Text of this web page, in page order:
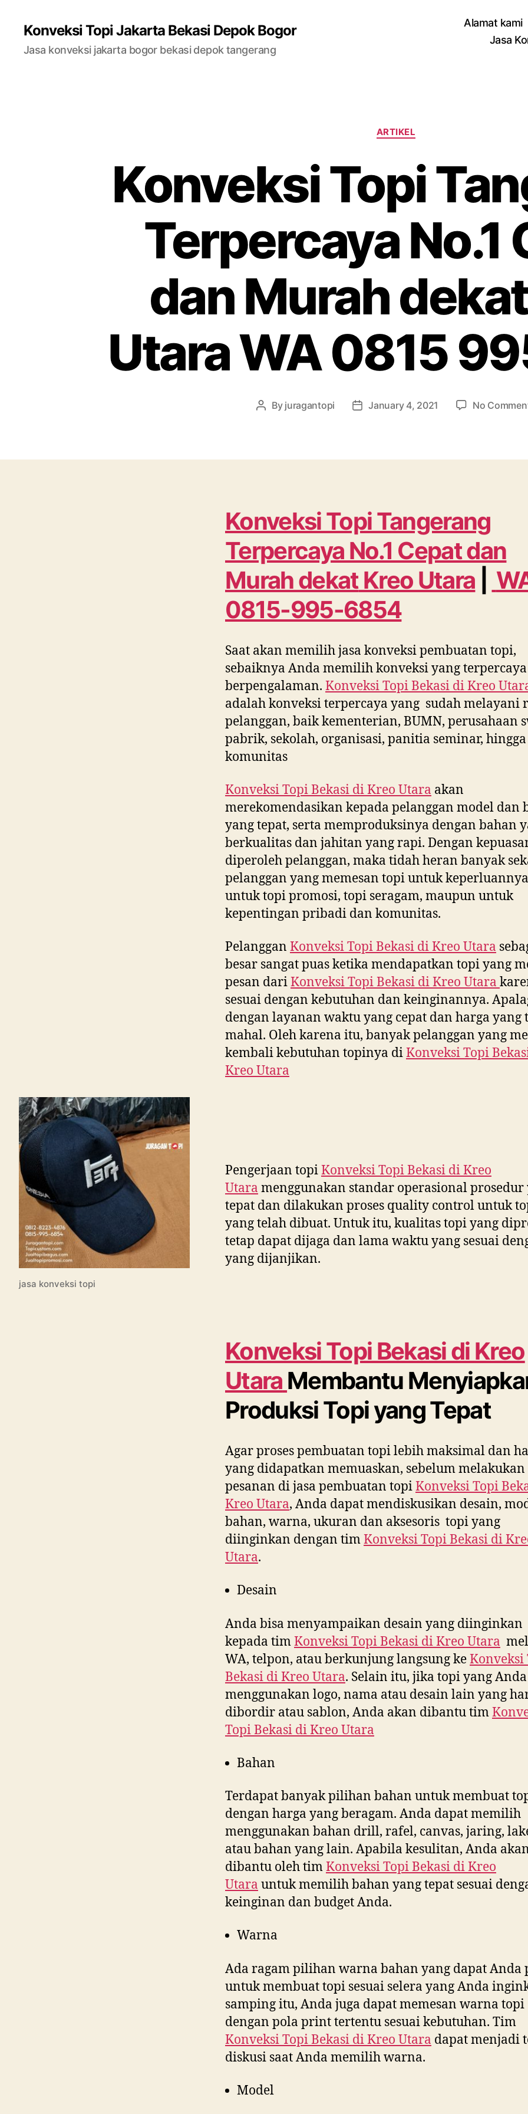
Konveksi Topi Jakarta Bekasi Depok Bogor
Jasa konveksi jakarta bogor bekasi depok tangerang
Alamat kami
Jasa
Categories
ARTIKEL
Konveksi Topi
Terpercaya No.1
dan Murah
Utara WA 0815
Post
By juragantopi
PostJanuary 4, 2021 No
Konveksi Topi Tangerang
Terpercaya No.1 Cepat dan
Murah dekatKreo Utara
0815-995-6854
Saat akan memilih jasa konveksi pembuatan topi,
sebaiknya Anda memilih konveksi yang
berpengalaman. Konveksi Topi Bekasi diKreo
adalah konveksi terpercaya yang sudah melayani
pelanggan, baik kementerian, BUMN, perusahaan
pabrik, sekolah, organisasi, panitia seminar, hingga
komunitas
Konveksi Topi Bekasi diKreo Utara akan
merekomendasikan kepada pelanggan model dan
yang tepat, serta memproduksinya dengan bahan
berkualitas dan jahitan yang rapi. Dengan
diperoleh pelanggan, maka tidah heran banyak
pelanggan yang memesan topi untuk
untuk topi promosi, topi seragam, maupun untuk
kepentingan pribadi dan komunitas.
Pelanggan Konveksi Topi Bekasi diKreo Utara
besar sangat puas ketika mendapatkan topi yang
pesan dariKonveksi Topi Bekasi diKreo Utara
sesuai dengan kebutuhan dan keinginannya.
dengan layanan waktu yang cepat dan harga yang
mahal. Oleh karena itu, banyak pelanggan yang
kembali kebutuhan topinya diKonveksi Topi
Kreo Utara
jasa konveksi topi
Pengerjaan topiKonveksi Topi Bekasi diKreo
Utara menggunakan standar operasional prosedur
tepat dan dilakukan proses quality control untuk
yang telah dibuat. Untuk itu, kualitas topi yang
tetap dapat dijaga dan lama waktu yang sesuai
yang dijanjikan.
Konveksi Topi Bekasi di Kreo
Utara Membantu
Produksi Topi yang Tepat
Agar proses pembuatan topi lebih maksimal dan
yang didapatkan memuaskan, sebelum melakukan
pesanan di jasa pembuatan topiKonveksi Topi
Kreo Utara, Anda dapat mendiskusikan desain,
bahan, warna, ukuran dan aksesoris topi yang
diinginkan dengan timKonveksi Topi Bekasi di
Utara.
Desain
Anda bisa menyampaikan desain yang diinginkan
kepada timKonveksi Topi Bekasi diKreo Utara
WA, telpon, atau berkunjung langsung keKonveksi
Bekasi diKreo Utara. Selain itu, jika topi yang
menggunakan logo, nama atau desain lain yang
dibordir atau sablon, Anda akan dibantu tim
Topi Bekasi diKreo Utara
Bahan
Terdapat banyak pilihan bahan untuk membuat
dengan harga yang beragam. Anda dapat memilih
menggunakan bahan drill, rafel, canvas, jaring,
atau bahan yang lain. Apabila kesulitan, Anda
dibantu oleh timKonveksi Topi Bekasi diKreo
Utara untuk memilih bahan yang tepat sesuai
keinginan dan budget Anda.
Warna
Ada ragam pilihan warna bahan yang dapat Anda
untuk membuat topi sesuai selera yang Anda
samping itu, Anda juga dapat memesan warna topi
dengan pola print tertentu sesuai kebutuhan. Tim
Konveksi Topi Bekasi diKreo Utara dapat menjadi
diskusi saat Anda memilih warna.
Model